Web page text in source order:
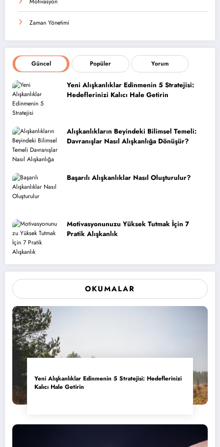
Zaman Yönetimi
Güncel Popüler Yorum
Yeni Alışkanlıklar Edinmenin 5 Stratejisi:
Hedeflerinizi Kalıcı Hale Getirin
Alışkanlıkların Beyindeki Bilimsel Temeli:
Davranışlar Nasıl Alışkanlığa Dönüşür?
Başarılı Alışkanlıklar Nasıl Oluşturulur?
Motivasyonunuzu Yüksek Tutmak İçin 7
Pratik Alışkanlık
OKUMALAR
Yeni Alışkanlıklar Edinmenin 5 Stratejisi: Hedeflerinizi
Kalıcı Hale Getirin